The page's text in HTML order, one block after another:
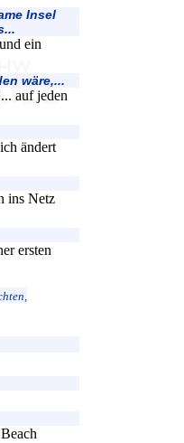
Insel
ein
wäre,...
auf jeden
ändert
ins Netz
ersten